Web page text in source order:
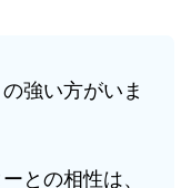
強い方がいま
との相性は、